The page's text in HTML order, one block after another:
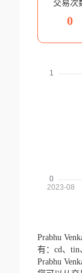
交易次
0
Prabhu
有：cd、tin
Prabhu